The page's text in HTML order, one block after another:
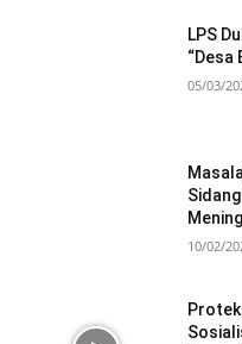
LPS
“Desa
05/03/
10/02/